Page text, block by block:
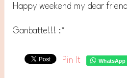
Happy weekend my dear
Ganbatte!!! :*
Pin It WhatsApp